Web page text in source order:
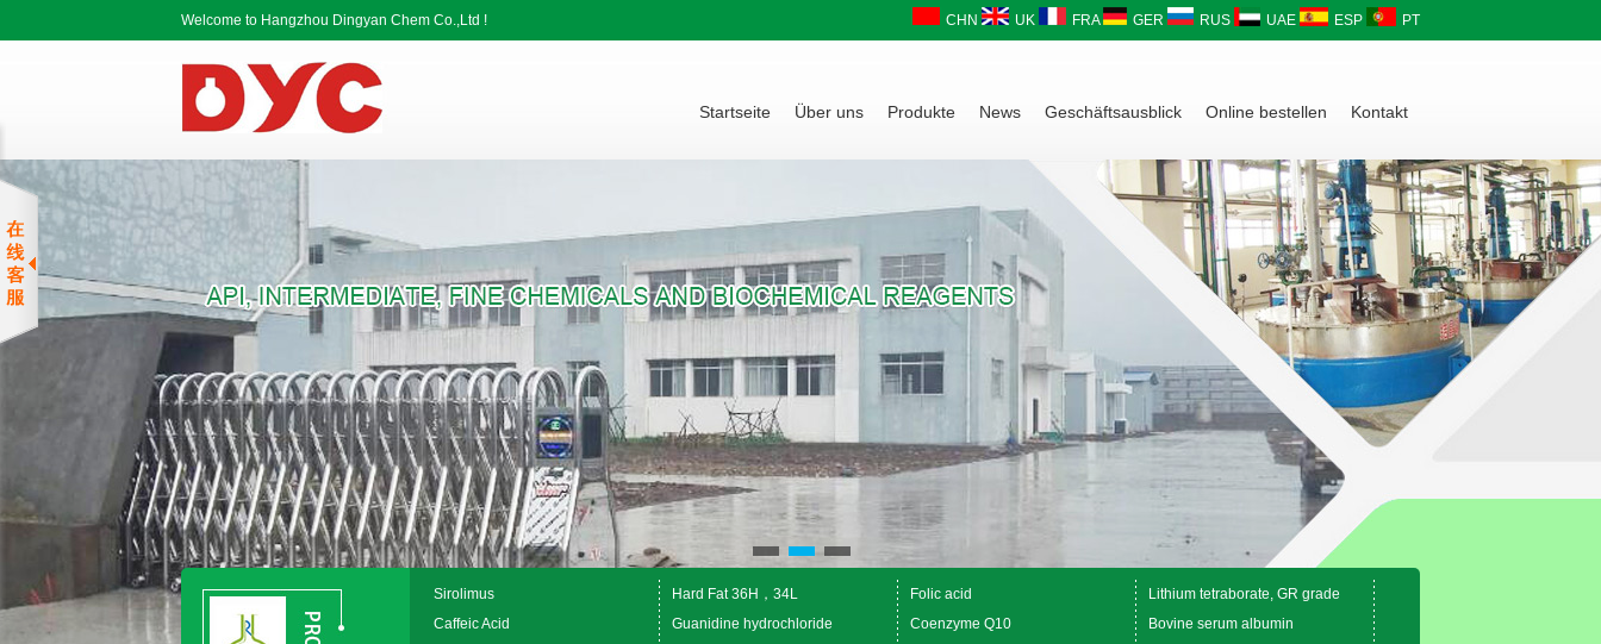
Welcome to Hangzhou Dingyan Chem Co.,Ltd ! CHN UK FRA GER RUS UAE ESP PT
Startseite Über uns Produkte News Geschäftsausblick Online bestellen Kontakt
Sirolimus Hard Fat 36H，34L Folic acid
Lithium tetraborate, GR grade
Caffeic Acid
Guanidine hydrochloride Coenzyme Q10
Bovine serum albumin